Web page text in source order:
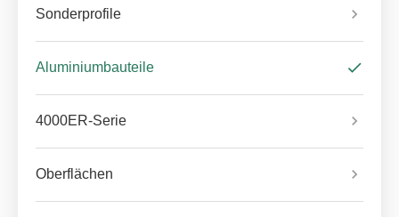
Sonderprofile
Aluminiumbauteile
4000ER-Serie
Oberflächen